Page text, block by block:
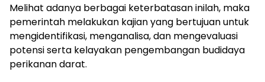
Melihat adanya berbagai keterbatasan inilah, maka
pemerintah melakukan kajian yang bertujuan untuk
mengidentifikasi, menganalisa, dan mengevaluasi
potensi serta kelayakan pengembangan budidaya
perikanan darat.